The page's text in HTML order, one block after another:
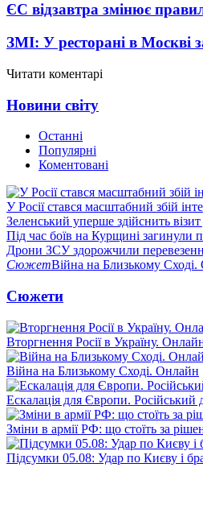
ЄС відзавтра змінює
ЗМІ: У ресторані в Москві
Читати коментарі
Новини світу
Останні
Популярні
Коментовані
У Росії стався масштабний збій
Зеленський уперше здійснить
Під час боїв на Курщині загинули
Дрони ЗСУ здорожчили
СюжетВійна на Близькому
Сюжети
Вторгнення Росії в Україну.
Війна на Близькому Сході. Онлайн
Ескалація для Європи.
Зміни в армії РФ: що стоїть за
Підсумки 05.08: Удар по Києву і